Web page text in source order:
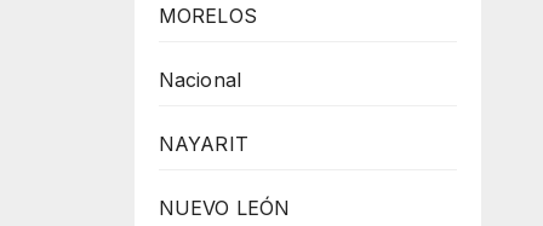
MORELOS
Nacional
NAYARIT
NUEVO LEÓN